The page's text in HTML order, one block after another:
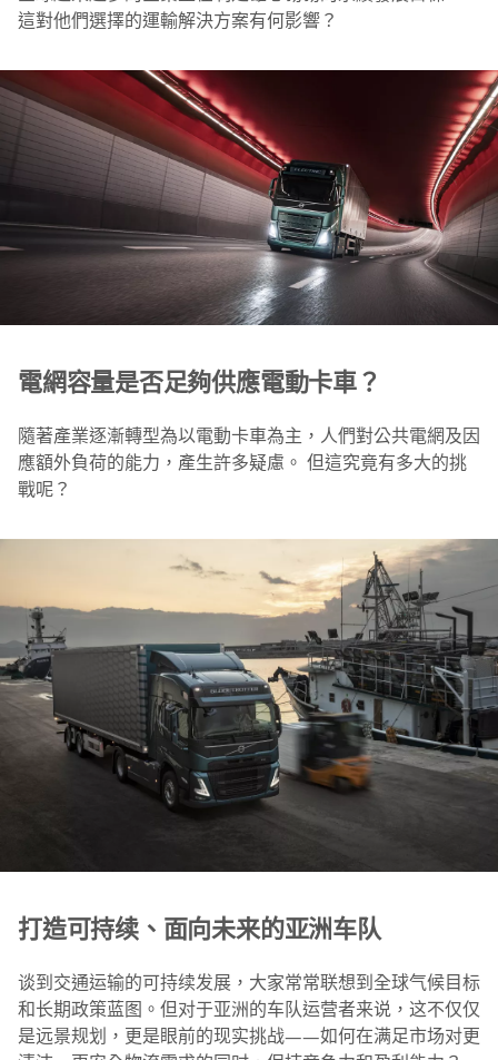
這對他們選擇的運輸解決方案有何影響？
電網容量是否足夠供應電動卡車？
隨著產業逐漸轉型為以電動卡車為主，人們對公共電網及因
應額外負荷的能力，產生許多疑慮。 但這究竟有多大的挑
戰呢？
打造可持续、面向未来的亚洲车队
谈到交通运输的可持续发展，大家常常联想到全球气候目标
和长期政策蓝图。但对于亚洲的车队运营者来说，这不仅仅
是远景规划，更是眼前的现实挑战——如何在满足市场对更